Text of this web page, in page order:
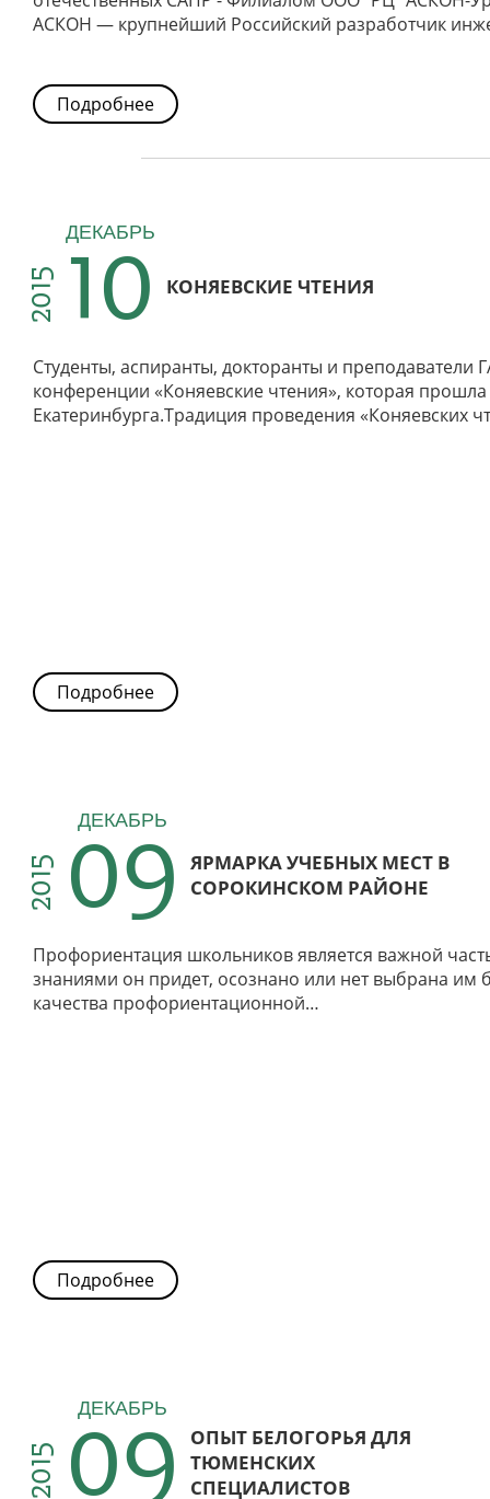
АСКОН — крупнейший Российский разработчик
Подробнее
2015
ДЕКАБРЬ
10 КОНЯЕВСКИЕ ЧТЕНИЯ
Студенты, аспиранты, докторанты и
конференции «Коняевские чтения», которая
Екатеринбурга.Традиция проведения «Коняевских
Подробнее
2015
ДЕКАБРЬ
09
ЯРМАРКА УЧЕБНЫХ МЕСТ В
СОРОКИНСКОМ РАЙОНЕ
Профориентация школьников является важной
знаниями он придет, осознано или нет выбрана им
качества профориентационной…
Подробнее
2015
ДЕКАБРЬ
09
ОПЫТ БЕЛОГОРЬЯ ДЛЯ
ТЮМЕНСКИХ
СПЕЦИАЛИСТОВ